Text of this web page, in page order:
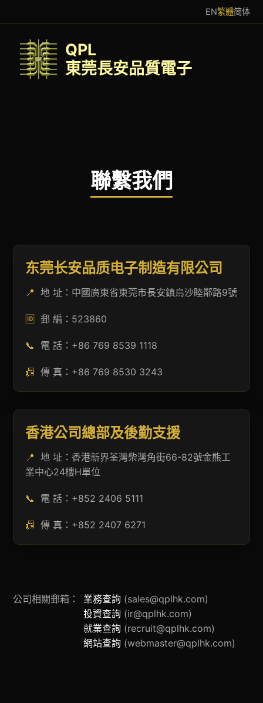
EN繁體简体
QPL
東莞長安品質電子
聯繫我們
东莞长安品质电子制造有限公司
📍 地 址：中國廣東省東莞市長安鎮烏沙睦鄰路9號
🆔 郵 編：523860
📞 電 話：+86 769 8539 1118
📠 傳 真：+86 769 8530 3243
香港公司總部及後勤支援
📍
地 址：香港新界荃灣柴灣角街66-82號金熊工
業中心24樓H單位
📞 電 話：+852 2406 5111
📠 傳 真：+852 2407 6271
公司相關郵箱： 業務查詢 (sales@qplhk.com)
投資查詢 (ir@qplhk.com)
就業查詢 (recruit@qplhk.com)
網站查詢 (webmaster@qplhk.com)